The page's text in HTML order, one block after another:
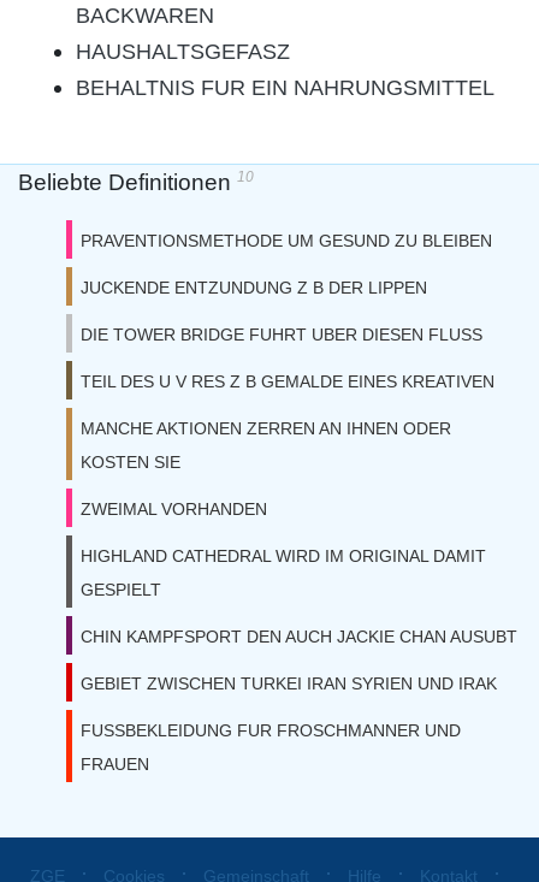
BACKWAREN
HAUSHALTSGEFASZ
BEHALTNIS FUR EIN NAHRUNGSMITTEL
Beliebte Definitionen 10
PRAVENTIONSMETHODE UM GESUND ZU BLEIBEN
JUCKENDE ENTZUNDUNG Z B DER LIPPEN
DIE TOWER BRIDGE FUHRT UBER DIESEN FLUSS
TEIL DES U V RES Z B GEMALDE EINES KREATIVEN
MANCHE AKTIONEN ZERREN AN IHNEN ODER
KOSTEN SIE
ZWEIMAL VORHANDEN
HIGHLAND CATHEDRAL WIRD IM ORIGINAL DAMIT
GESPIELT
CHIN KAMPFSPORT DEN AUCH JACKIE CHAN AUSUBT
GEBIET ZWISCHEN TURKEI IRAN SYRIEN UND IRAK
FUSSBEKLEIDUNG FUR FROSCHMANNER UND
FRAUEN
ZGE ⋅ Cookies ⋅ Gemeinschaft ⋅ Hilfe ⋅ Kontakt ⋅